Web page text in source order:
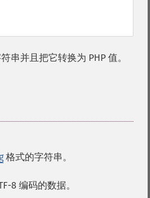
串并且把它转换为 PHP 值。
格式的字符串。
8 编码的数据。